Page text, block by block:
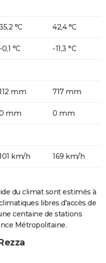
°C 42,4 °C
-0,1 °C -11,3 °C
mm 717 mm
mm 0 mm
km/h 169 km/h
du climat sont estimés à
libres d'accès de
centaine de stations
Métropolitaine.